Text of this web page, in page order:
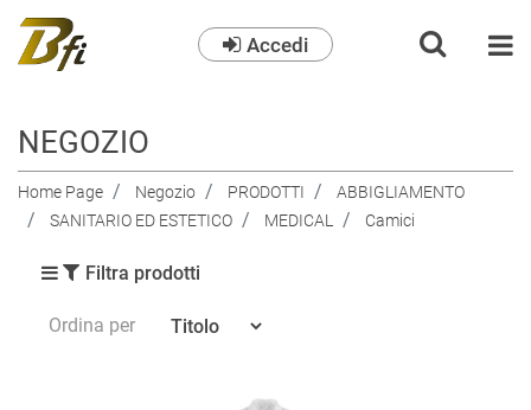
Accedi
NEGOZIO
Home Page Negozio PRODOTTI
ABBIGLIAMENTO
SANITARIO ED ESTETICO
MEDICAL Camici
Filtra prodotti
Ordina per